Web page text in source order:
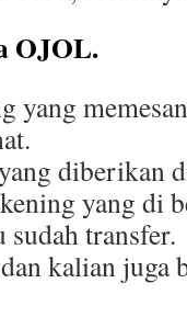
OJOL.
yang
diberikan
yang di
transfer.
kalian juga